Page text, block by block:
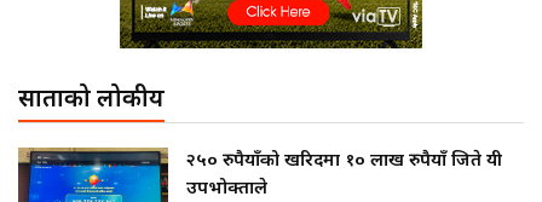
साताको लोकप्रीय
२५० रुपैयाँको खरिदमा १० लाख रुपैयाँ जिते यी
उपभोक्ताले